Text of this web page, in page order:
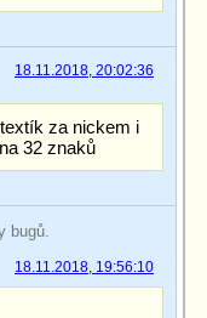
18.11.2018, 20:02:36
za nickem i
32 znaků
bugů.
18.11.2018, 19:56:10